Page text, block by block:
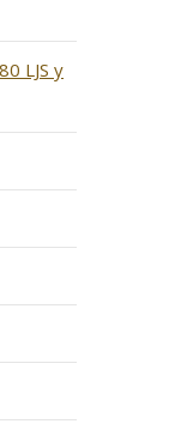
LJS y